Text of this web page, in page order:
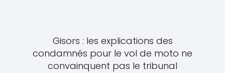
Gisors : les explications des
condamnés pour le vol de moto ne
convainquent pas le tribunal